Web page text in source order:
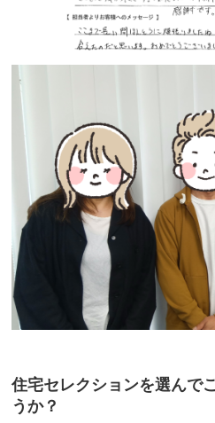
住宅セレクションを選んで
うか？